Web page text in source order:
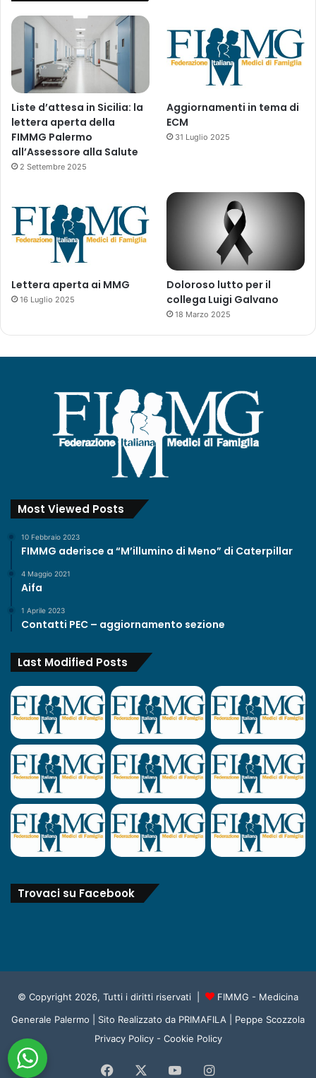
Liste d’attesa in Sicilia: la
lettera aperta della
FIMMG Palermo
all’Assessore alla Salute
2 Settembre 2025
Aggiornamenti in tema di
ECM
31 Luglio 2025
Lettera aperta ai MMG
16 Luglio 2025
Doloroso lutto per il
collega Luigi Galvano
18 Marzo 2025
Most Viewed Posts
10 Febbraio 2023
FIMMG aderisce a “M’illumino di Meno” di Caterpillar
4 Maggio 2021
Aifa
1 Aprile 2023
Contatti PEC – aggiornamento sezione
Last Modified Posts
Trovaci su Facebook
© Copyright 2026, Tutti i diritti riservati |
FIMMG - Medicina
Generale Palermo | Sito Realizzato da PRIMAFILA | Peppe Scozzola
Privacy Policy- Cookie Policy
Facebook Instagram